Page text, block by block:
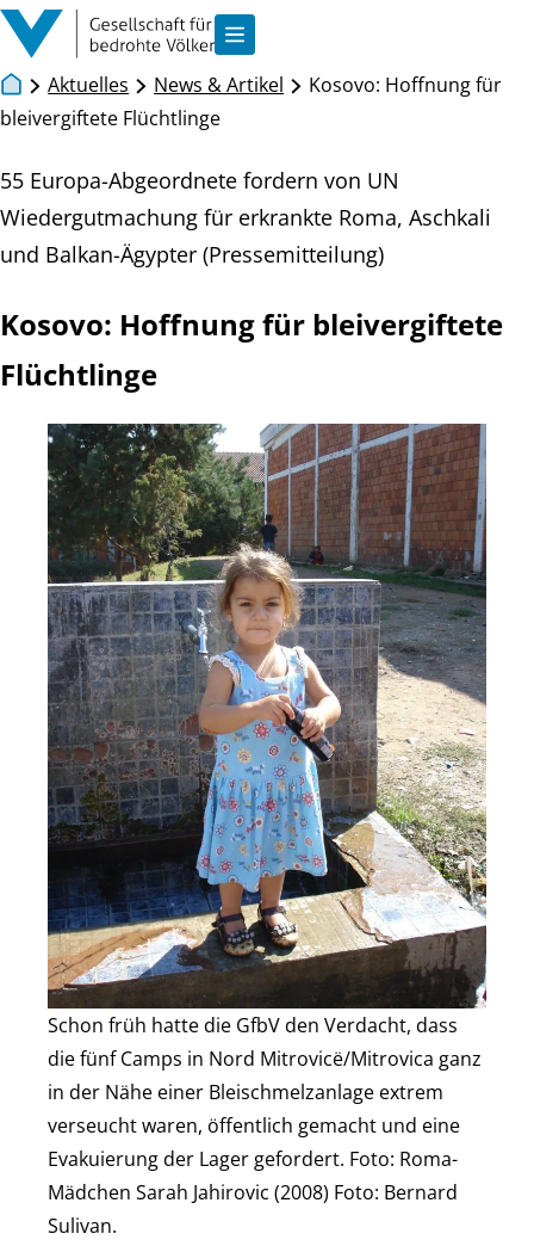
Zum Inhalt springen
Navigation anzeigen
Aktuelles
News & Artikel
Kosovo: Hoffnung für
bleivergiftete Flüchtlinge
55 Europa-Abgeordnete fordern von UN
Wiedergutmachung für erkrankte Roma, Aschkali
und Balkan-Ägypter (Pressemitteilung)
Kosovo: Hoffnung für bleivergiftete
Flüchtlinge
Schon früh hatte die GfbV den Verdacht, dass
die fünf Camps in Nord Mitrovicë/Mitrovica ganz
in der Nähe einer Bleischmelzanlage extrem
verseucht waren, öffentlich gemacht und eine
Evakuierung der Lager gefordert. Foto: Roma-
Mädchen Sarah Jahirovic (2008) Foto: Bernard
Sulivan.